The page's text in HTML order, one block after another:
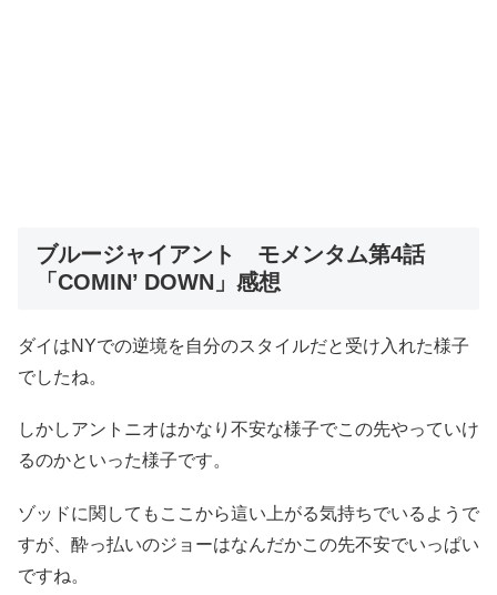
ブルージャイアント モメンタム第4話
「COMIN’ DOWN」感想
ダイはNYでの逆境を自分のスタイルだと受け入れた様子
でしたね。
しかしアントニオはかなり不安な様子でこの先やっていけ
るのかといった様子です。
ゾッドに関してもここから這い上がる気持ちでいるようで
すが、酔っ払いのジョーはなんだかこの先不安でいっぱい
ですね。